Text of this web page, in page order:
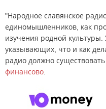
"Народное славянское
единомышленников, как
изучения родной культуры.
указывающих, что и как
радио должно
финансово